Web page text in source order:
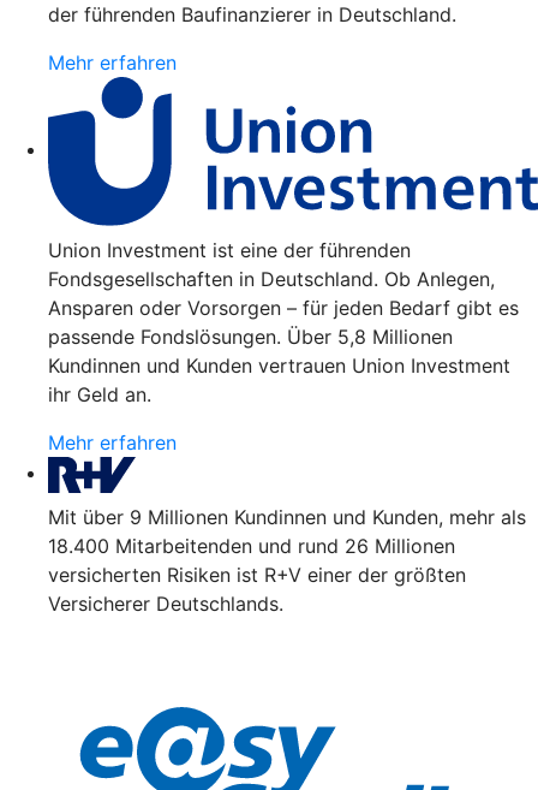
der führenden Baufinanzierer in Deutschland.
Mehr erfahren
Union Investment ist eine der führenden
Fondsgesellschaften in Deutschland. Ob Anlegen,
Ansparen oder Vorsorgen – für jeden Bedarf gibt es
passende Fondslösungen. Über 5,8 Millionen
Kundinnen und Kunden vertrauen Union Investment
ihr Geld an.
Mehr erfahren
Mit über 9 Millionen Kundinnen und Kunden, mehr als
18.400 Mitarbeitenden und rund 26 Millionen
versicherten Risiken ist R+V einer der größten
Versicherer Deutschlands.